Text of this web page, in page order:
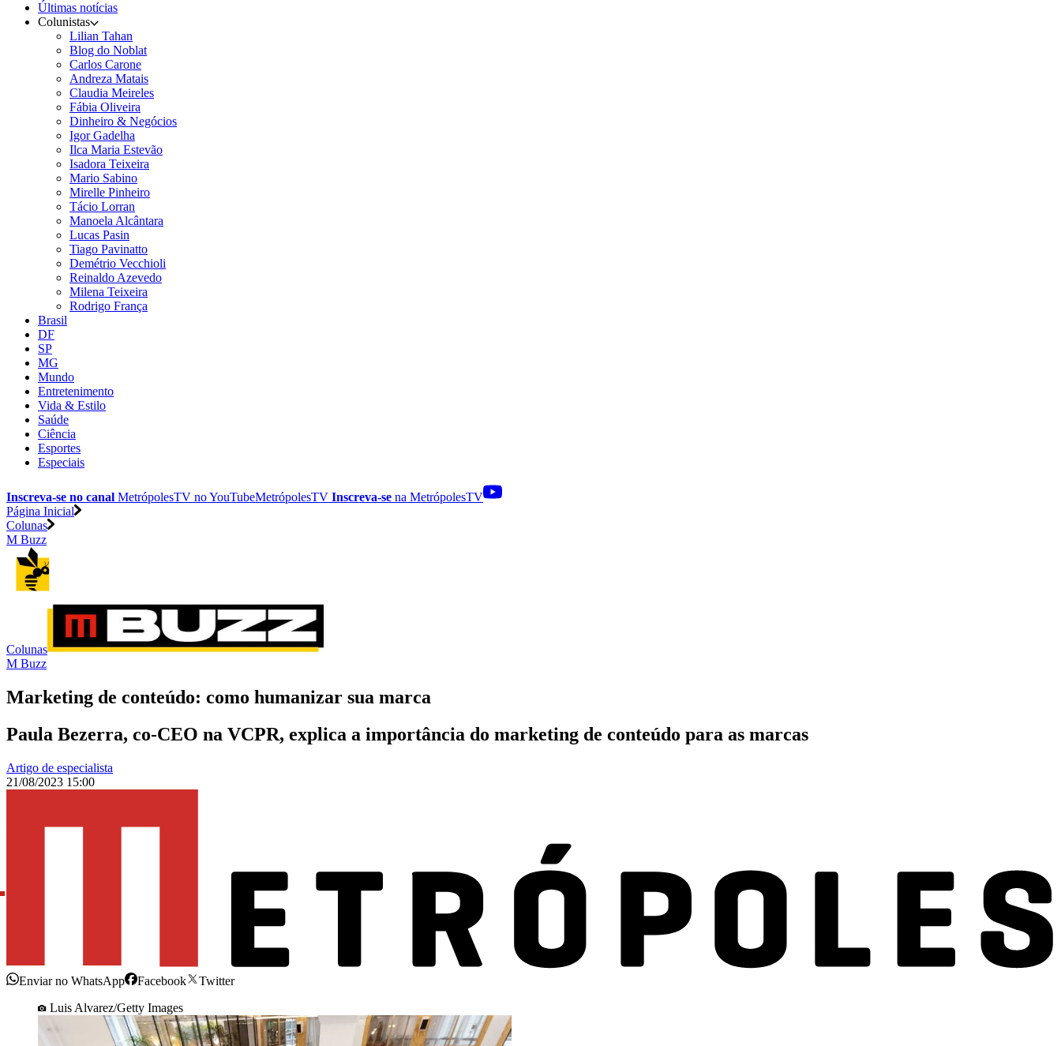
Últimas notícias
Colunistas
Lilian Tahan
Blog do Noblat
Carlos Carone
Andreza Matais
Claudia Meireles
Fábia Oliveira
Dinheiro & Negócios
Igor Gadelha
Ilca Maria Estevão
Isadora Teixeira
Mario Sabino
Mirelle Pinheiro
Tácio Lorran
Manoela Alcântara
Lucas Pasin
Tiago Pavinatto
Demétrio Vecchioli
Reinaldo Azevedo
Milena Teixeira
Rodrigo França
Brasil
DF
SP
MG
Mundo
Entretenimento
Vida & Estilo
Saúde
Ciência
Esportes
Especiais
Inscreva-se no canal MetrópolesTV noYouTubeMetrópolesTV Inscreva-se na MetrópolesTV
Página Inicial
Colunas
M Buzz
Colunas
M Buzz
Marketing de conteúdo: como humanizar sua marca
Paula Bezerra, co-CEO na VCPR, explica a importância do marketing de conteúdo para as marcas
Artigo de especialista
21/08/2023 15:00
Enviar no WhatsApp Facebook
Twitter
Luis Alvarez/Getty Images